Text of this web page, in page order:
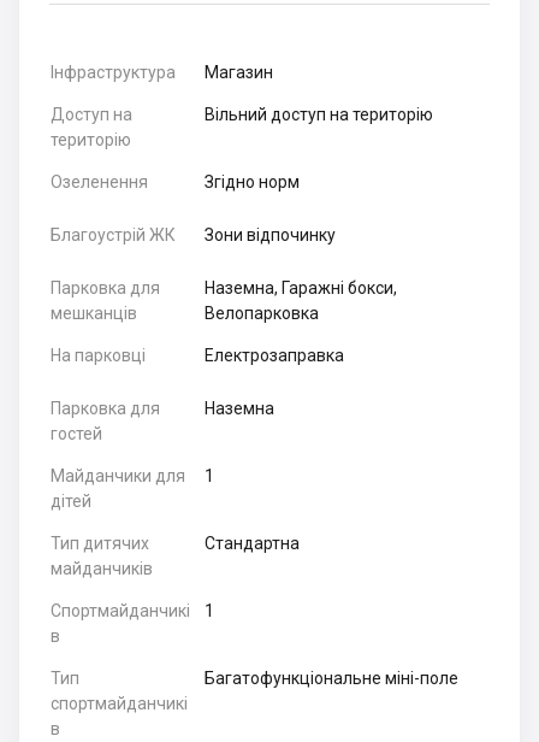
Інфраструктура Магазин
Доступ на
територію
Вільний доступ на територію
Озеленення Згідно норм
Благоустрій ЖК Зони відпочинку
Парковка для
мешканців
Наземна, Гаражні бокси,
Велопарковка
На парковці Електрозаправка
Парковка для
гостей
Наземна
Майданчики для
дітей
1
Тип дитячих
майданчиків
Стандартна
Спортмайданчикі
в
1
Тип
спортмайданчикі
в
Багатофункціональне міні-поле